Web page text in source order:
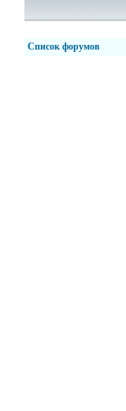
Список форумов